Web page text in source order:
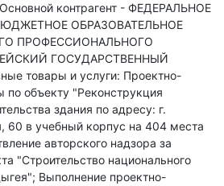
Основной контрагент - ФЕДЕРАЛЬНОЕ
ОБРАЗОВАТЕЛЬНОЕ
ПРОФЕССИОНАЛЬНОГО
ГОСУДАРСТВЕННЫЙ
товары и услуги: Проектно-
по объекту "Реконструкция
здания по адресу: г.
60 в учебный корпус на 404 места
авторского надзора за
"Строительство национального
Выполнение проектно-